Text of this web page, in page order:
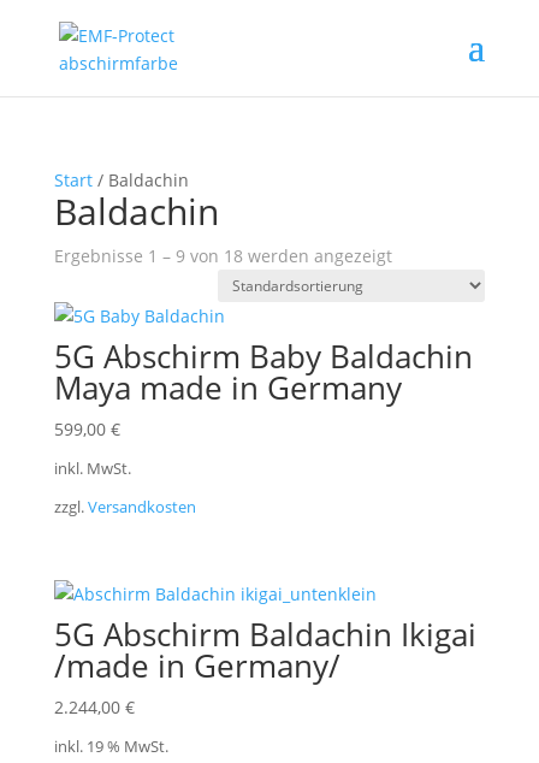
Start/ Baldachin
Baldachin
Ergebnisse 1 – 9 von 18 werden angezeigt
5G Abschirm Baby Baldachin
Maya made in Germany
599,00 €
inkl. MwSt.
zzgl.Versandkosten
5G Abschirm Baldachin Ikigai
/made in Germany/
2.244,00 €
inkl. 19 % MwSt.